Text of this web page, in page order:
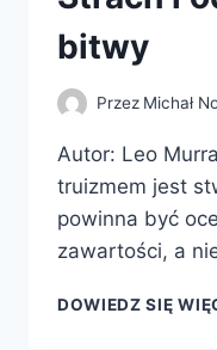
bitwy
Przez Michał
Autor: Leo
truizmem jest
powinna być
zawartości, a
DOWIEDZ SIĘ